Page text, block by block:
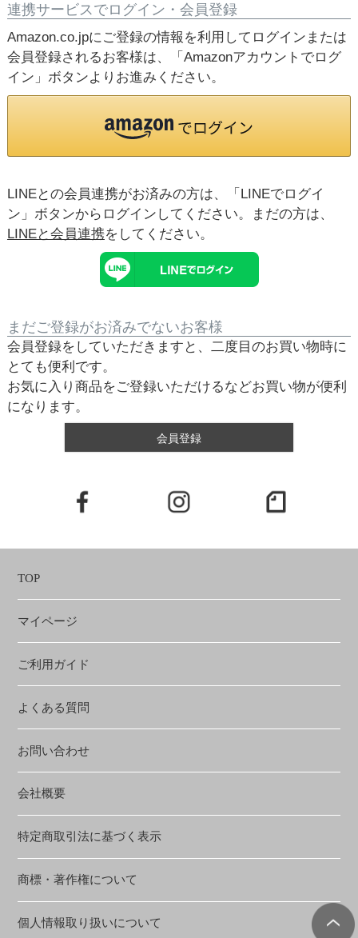
連携サービスでログイン・会員登録
Amazon.co.jpにご登録の情報を利用してログインまたは
会員登録されるお客様は、「Amazonアカウントでログ
イン」ボタンよりお進みください。
LINEとの会員連携がお済みの方は、「LINEでログイ
ン」ボタンからログインしてください。まだの方は、
LINEと会員連携をしてください。
まだご登録がお済みでないお客様
会員登録をしていただきますと、二度目のお買い物時に
とても便利です。
お気に入り商品をご登録いただけるなどお買い物が便利
になります。
会員登録
TOP
マイページ
ご利用ガイド
よくある質問
お問い合わせ
会社概要
特定商取引法に基づく表示
商標・著作権について
個人情報取り扱いについて